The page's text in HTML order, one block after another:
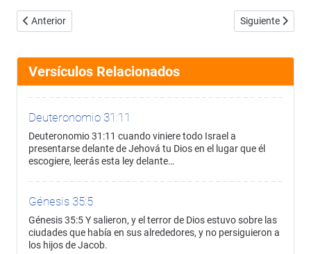
Artículo anterior: Éxodo 23:13
Anterior Artículo
Siguiente
Versículos Relacionados
Deuteronomio 31:11
Deuteronomio 31:11 cuando viniere todo Israel a
presentarse delante de Jehová tu Dios en el lugar que él
escogiere, leerás esta ley delante…
Génesis 35:5
Génesis 35:5 Y salieron, y el terror de Dios estuvo sobre las
ciudades que había en sus alrededores, y no persiguieron a
los hijos de Jacob.